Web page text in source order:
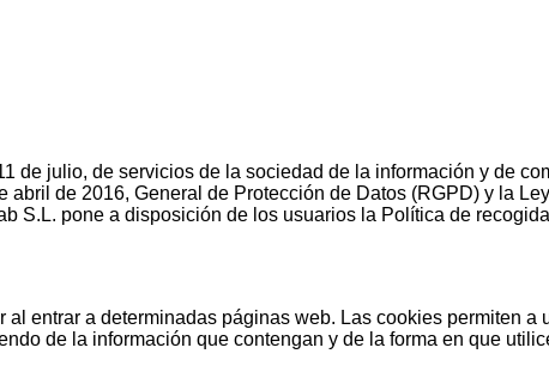
de julio, de servicios de la sociedad de la información y de
de 2016, General de Protección de Datos (RGPD) y la
S.L. pone a disposición de los usuarios la Política de
entrar a determinadas páginas web. Las cookies permiten
de la información que contengan y de la forma en que